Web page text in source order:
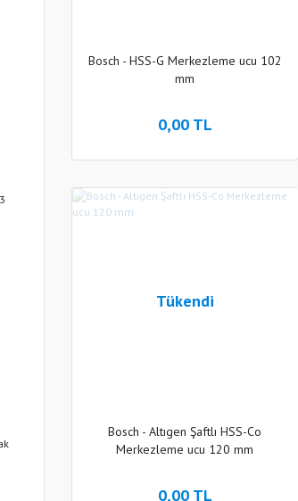
Bosch - HSS-G Merkezleme ucu 102
mm
0,00 TL
Tükendi
Bosch - Altıgen Şaftlı HSS-Co
Merkezleme ucu 120 mm
0,00 TL